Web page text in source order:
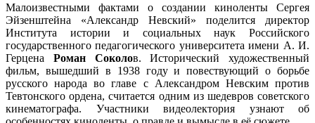
Малоизвестными фактами о создании киноленты Сергея
Эйзенштейна «Александр Невский» поделится директор
Института истории и социальных наук Российского
государственного педагогического университета имени А. И.
Герцена Роман Соколов. Исторический художественный
фильм, вышедший в 1938 году и повествующий о борьбе
русского народа во главе с Александром Невским против
Тевтонского ордена, считается одним из шедевров советского
кинематографа. Участники видеолектория узнают об